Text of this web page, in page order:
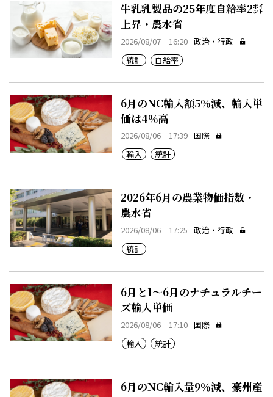
牛乳乳製品の25年度自給率2㌽
上昇・農水省
2026/08/07 16:20 政治・行政
統計
自給率
6月のNC輸入額5％減、輸入単
価は4％高
2026/08/06 17:39 国際
輸入
統計
2026年6月の農業物価指数・
農水省
2026/08/06 17:25 政治・行政
統計
6月と1～6月のナチュラルチー
ズ輸入単価
2026/08/06 17:10 国際
輸入
統計
6月のNC輸入量9％減、豪州産